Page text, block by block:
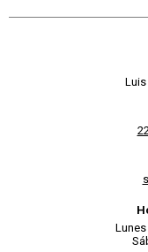
Luis
Lunes